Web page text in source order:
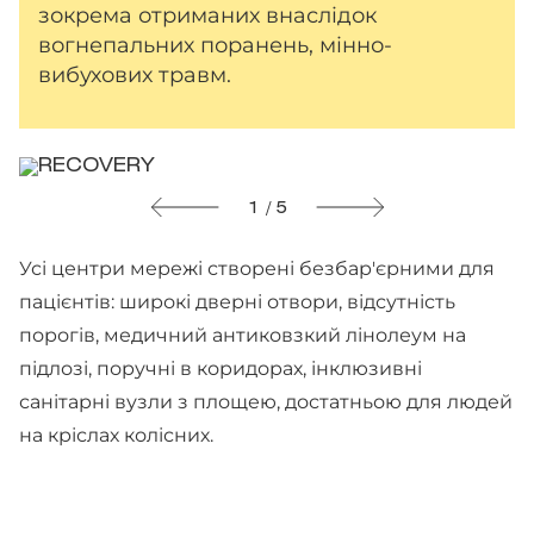
зокрема отриманих внаслідок
вогнепальних поранень, мінно-
вибухових травм.
1 / 5
Усі центри мережі створені безбар'єрними для
пацієнтів: широкі дверні отвори, відсутність
порогів, медичний антиковзкий лінолеум на
підлозі, поручні в коридорах, інклюзивні
санітарні вузли з площею, достатньою для людей
на кріслах колісних.